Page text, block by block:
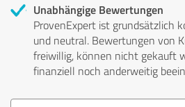
Unabhängige Bewertungen
ProvenExpert ist grundsätzlich
und neutral. Bewertungen von
freiwillig, können nicht gekauft
finanziell noch anderweitig